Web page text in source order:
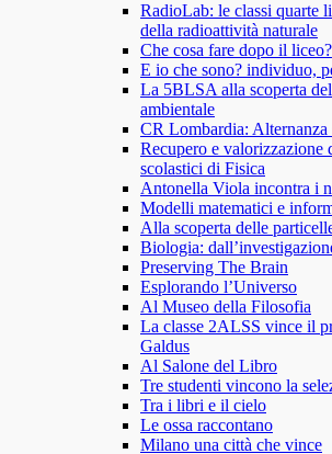
RadioLab: le classi quarte
della radioattività naturale
Che cosa fare dopo il liceo?
E io che sono? individuo,
La 5BLSA alla scoperta
ambientale
CR Lombardia:
Recupero e valorizzazione
scolastici di Fisica
Antonella Viola incontra i
Modelli matematici e
Alla scoperta delle
Biologia:
Preserving The Brain
Esplorando l’Universo
Al Museo della Filosofia
La classe 2ALSS vince il
Galdus
Al Salone del Libro
Tre studenti vincono la
Tra i libri e il cielo
Le ossa raccontano
Milano una città che vince